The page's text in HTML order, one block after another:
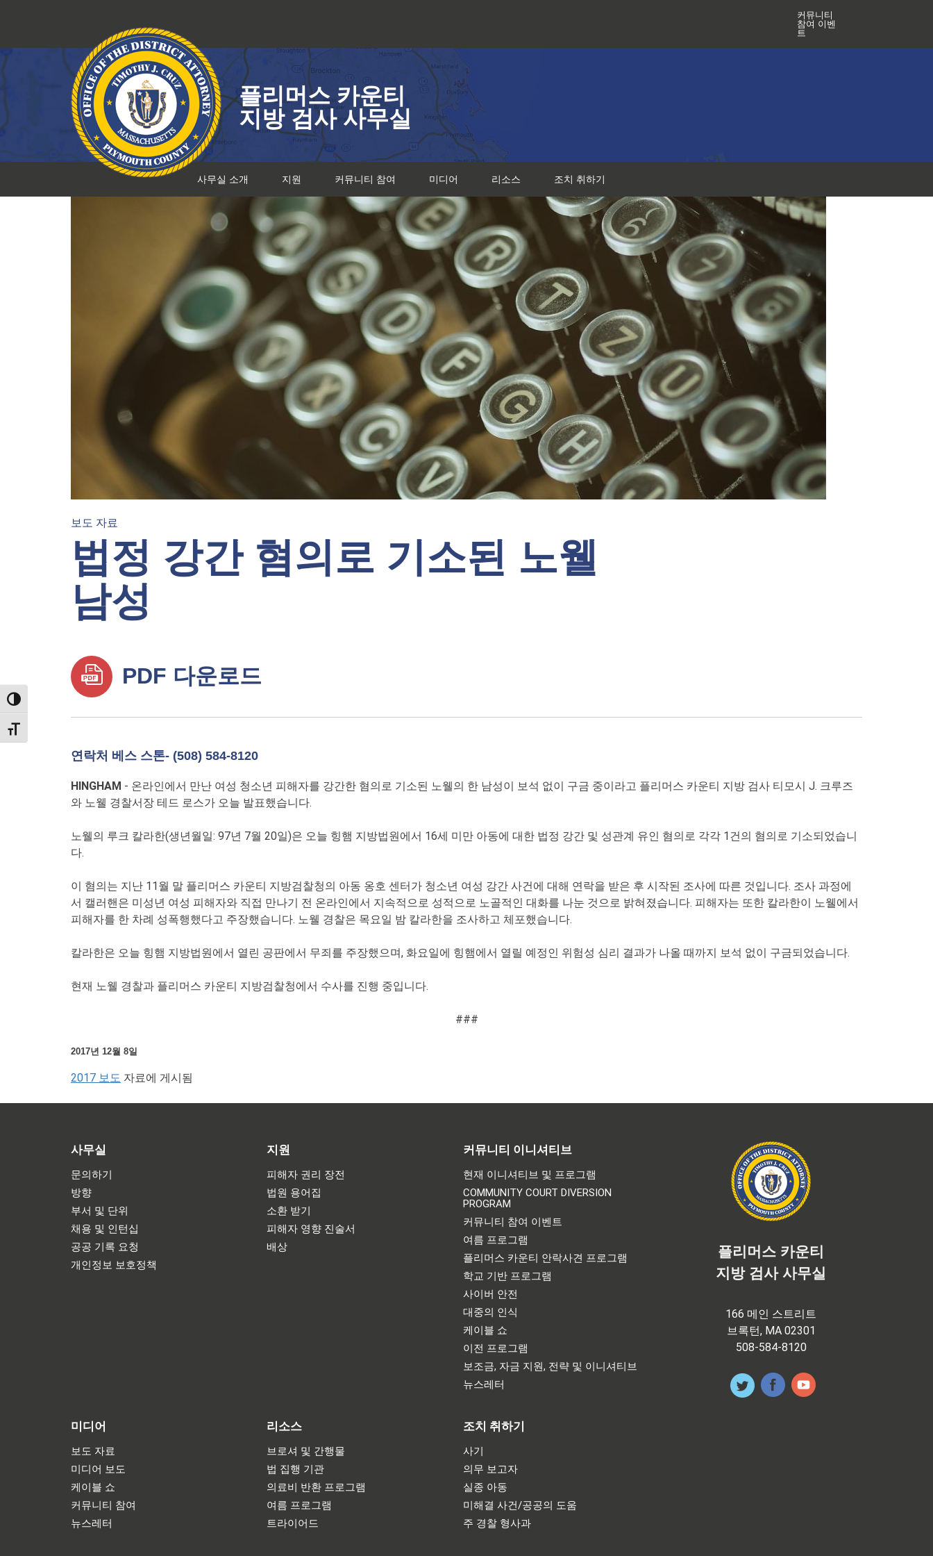
TOGGLE HIGH CONTRAST
TOGGLE FONT SIZE
로
건
뛰
기
커뮤니티
참여 이벤
트
플리머스 카운티
지방 검사 사무실
사무실 소개 지원 커뮤니티 참여 미디어 리소스 조치 취하기
보도 자료
법정 강간 혐의로 기소된 노웰
남성
PDF 다운로드
연락처 베스 스톤- (508) 584-8120
HINGHAM - 온라인에서 만난 여성 청소년 피해자를 강간한 혐의로 기소된 노웰의 한 남성이 보석 없이 구금 중이라고 플리머스 카운티 지방 검사 티모시 J. 크루즈
와 노웰 경찰서장 테드 로스가 오늘 발표했습니다.
노웰의 루크 칼라한(생년월일: 97년 7월 20일)은 오늘 힝햄 지방법원에서 16세 미만 아동에 대한 법정 강간 및 성관계 유인 혐의로 각각 1건의 혐의로 기소되었습니
다.
이 혐의는 지난 11월 말 플리머스 카운티 지방검찰청의 아동 옹호 센터가 청소년 여성 강간 사건에 대해 연락을 받은 후 시작된 조사에 따른 것입니다. 조사 과정에
서 캘러핸은 미성년 여성 피해자와 직접 만나기 전 온라인에서 지속적으로 성적으로 노골적인 대화를 나눈 것으로 밝혀졌습니다. 피해자는 또한 칼라한이 노웰에서
피해자를 한 차례 성폭행했다고 주장했습니다. 노웰 경찰은 목요일 밤 칼라한을 조사하고 체포했습니다.
칼라한은 오늘 힝햄 지방법원에서 열린 공판에서 무죄를 주장했으며, 화요일에 힝햄에서 열릴 예정인 위험성 심리 결과가 나올 때까지 보석 없이 구금되었습니다.
현재 노웰 경찰과 플리머스 카운티 지방검찰청에서 수사를 진행 중입니다.
###
2017년 12월 8일
2017 보도 자료에 게시됨
사무실
문의하기
방향
부서 및 단위
채용 및 인턴십
공공 기록 요청
개인정보 보호정책
지원
피해자 권리 장전
법원 용어집
소환 받기
피해자 영향 진술서
배상
커뮤니티 이니셔티브
현재 이니셔티브 및 프로그램
COMMUNITY COURT DIVERSION
PROGRAM
커뮤니티 참여 이벤트
여름 프로그램
플리머스 카운티 안락사견 프로그램
학교 기반 프로그램
사이버 안전
대중의 인식
케이블 쇼
이전 프로그램
보조금, 자금 지원, 전략 및 이니셔티브
뉴스레터
미디어
보도 자료
미디어 보도
케이블 쇼
커뮤니티 참여
뉴스레터
리소스
브로셔 및 간행물
법 집행 기관
의료비 반환 프로그램
여름 프로그램
트라이어드
조치 취하기
사기
의무 보고자
실종 아동
미해결 사건/공공의 도움
주 경찰 형사과
플리머스 카운티
지방 검사 사무실
166 메인 스트리트
브록턴, MA 02301
508-584-8120